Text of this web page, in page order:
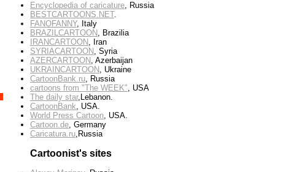
Encyclopedia of caricature, Russia
BESTCARTOONS.NET.
FANOFANNY, Italy
BRAZILCARTOON, Brazilia
IRANCARTOON, Iran
SYRIACARTOON, Syria
AZERCARTOON, Azerbaijan
UKRAINCARTOON, Ukraine
CartoonBank.ru, Russia
cartoons from "The WEEK", USA
The daily star,Lebanon.
CartoonBank, USA.
World Press Cartoon, USA.
Cartoon.de, Germany
Сaricatura.ru,Russia
Cartoonist's sites